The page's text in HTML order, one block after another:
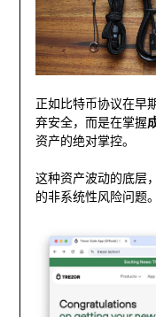
正如比特币协议在早
弃安全，而是在掌握
资产的绝对掌控。
这种资产波动的底层
的非系统性风险问题。